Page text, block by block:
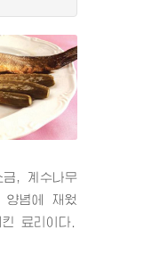
, 계수나무
념에 재웠
료리이다.